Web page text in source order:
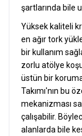
şartlarında bile
Yüksek kaliteli
en ağır tork
bir kullanım
zorlu atölye
üstün bir
Takımı'nın bu
mekanizması
çalışabilir.
alanlarda bile